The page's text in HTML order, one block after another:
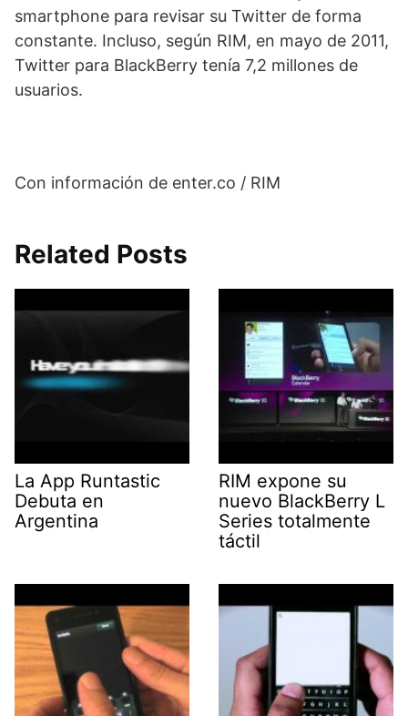
smartphone para revisar su Twitter de forma
constante. Incluso, según RIM, en mayo de 2011,
Twitter para BlackBerry tenía 7,2 millones de
usuarios.
Con información de enter.co / RIM
Related Posts
La App Runtastic
Debuta en
Argentina
RIM expone su
nuevo BlackBerry L
Series totalmente
táctil